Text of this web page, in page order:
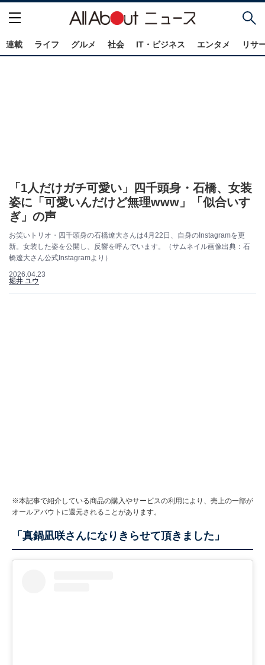
連載 ライフ グルメ 社会 IT・ビジネス エンタメ リサ
「1人だけガチ可愛い」四千頭身・石橋、女装
姿に「可愛いんだけど無理www」「似合いす
ぎ」の声
お笑いトリオ・四千頭身の石橋遼大さんは4月22日、自身のInstagramを更
新。女装した姿を公開し、反響を呼んでいます。（サムネイル画像出典：石
橋遼大さん公式Instagramより）
2026.04.23
堀井 ユウ
※本記事で紹介している商品の購入やサービスの利用により、売上の一部が
オールアバウトに還元されることがあります。
「真鍋凪咲さんになりきらせて頂きました」